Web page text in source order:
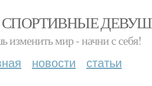
| СПОРТИВНЫЕ
изменить мир - начни с себя!
новости статьи